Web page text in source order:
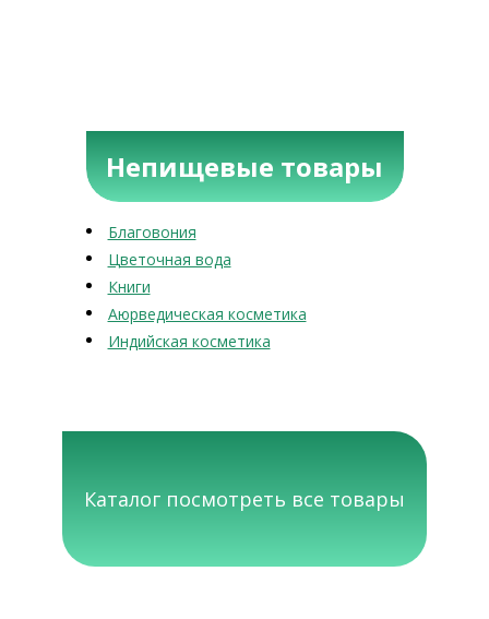
Непищевые товары
Благовония
Цветочная вода
Книги
Аюрведическая косметика
Индийская косметика
Каталог посмотреть все товары